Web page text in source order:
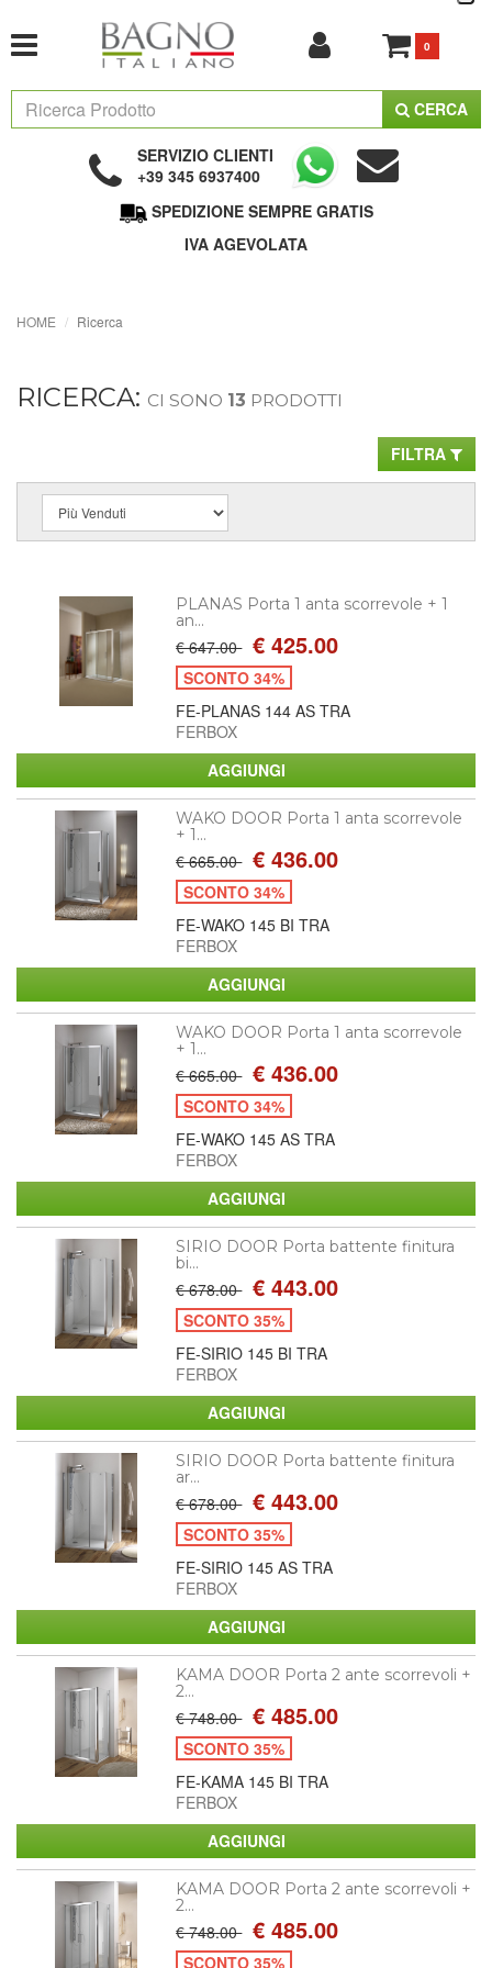
0
CERCA
SERVIZIO CLIENTI
+39 345 6937400
SPEDIZIONE SEMPRE GRATIS
IVA AGEVOLATA
HOME Ricerca
RICERCA: CI SONO 13 PRODOTTI
FILTRA
PLANAS Porta 1 anta scorrevole + 1
an...
€ 647.00 € 425.00
SCONTO 34%
FE-PLANAS 144 AS TRA
FERBOX
WAKO DOOR Porta 1 anta scorrevole
+ 1...
€ 665.00 € 436.00
SCONTO 34%
FE-WAKO 145 BI TRA
FERBOX
WAKO DOOR Porta 1 anta scorrevole
+ 1...
€ 665.00 € 436.00
SCONTO 34%
FE-WAKO 145 AS TRA
FERBOX
SIRIO DOOR Porta battente finitura
bi...
€ 678.00 € 443.00
SCONTO 35%
FE-SIRIO 145 BI TRA
FERBOX
SIRIO DOOR Porta battente finitura
ar...
€ 678.00 € 443.00
SCONTO 35%
FE-SIRIO 145 AS TRA
FERBOX
KAMA DOOR Porta 2 ante scorrevoli +
2...
€ 748.00 € 485.00
SCONTO 35%
FE-KAMA 145 BI TRA
FERBOX
KAMA DOOR Porta 2 ante scorrevoli +
2...
€ 748.00 € 485.00
SCONTO 35%